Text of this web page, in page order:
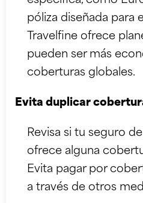
póliza diseñada para
Travelfine ofrece
pueden ser más
coberturas globales.
Evita duplicar
Revisa si tu seguro
ofrece alguna
Evita pagar por
a través de otros